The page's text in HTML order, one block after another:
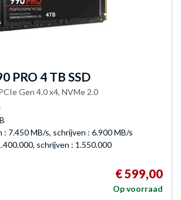
PRO 4 TB SSD
Gen 4.0 x4, NVMe 2.0
: 7.450 MB/s, schrijven : 6.900 MB/s
schrijven : 1.550.000
€ 599,00
Op voorraad